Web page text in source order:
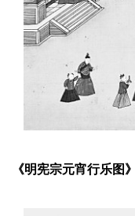
《明宪宗元宵行乐图